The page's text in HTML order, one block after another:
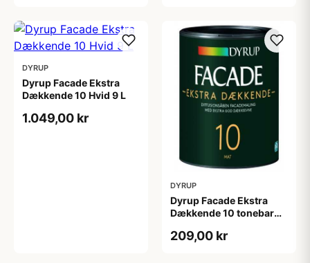
DYRUP
Dyrup Facade Ekstra
Dækkende 10 Hvid 9 L
1.049,00 kr
DYRUP
Dyrup Facade Ekstra
Dækkende 10 tonebar
209,00 kr